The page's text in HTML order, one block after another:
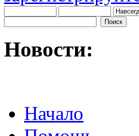
Новости:
Начало